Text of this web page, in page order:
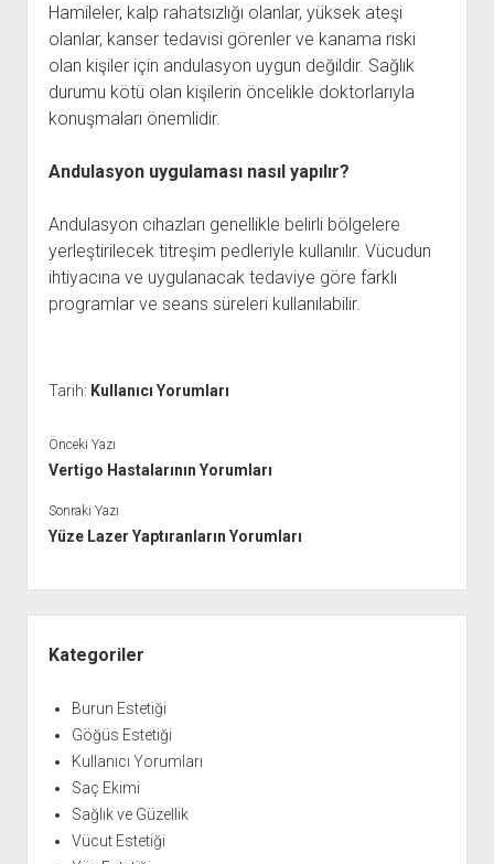
Hamileler, kalp rahatsızlığı olanlar, yüksek ateşi
olanlar, kanser tedavisi görenler ve kanama riski
olan kişiler için andulasyon uygun değildir. Sağlık
durumu kötü olan kişilerin öncelikle doktorlarıyla
konuşmaları önemlidir.
Andulasyon uygulaması nasıl yapılır?
Andulasyon cihazları genellikle belirli bölgelere
yerleştirilecek titreşim pedleriyle kullanılır. Vücudun
ihtiyacına ve uygulanacak tedaviye göre farklı
programlar ve seans süreleri kullanılabilir.
Tarih: Kullanıcı Yorumları
Önceki Yazı
Vertigo Hastalarının Yorumları
Sonraki Yazı
Yüze Lazer Yaptıranların Yorumları
Menü
Kategoriler
Burun Estetiği
Göğüs Estetiği
Kullanıcı Yorumları
Saç Ekimi
Sağlık ve Güzellik
Vücut Estetiği